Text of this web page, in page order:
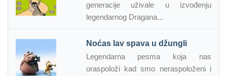
generacije uživale u izvođenju
legendarnog Dragana...
Noćas lav spava u džungli
Legendarna pesma koja nas
oraspoloži kad smo neraspoloženi i